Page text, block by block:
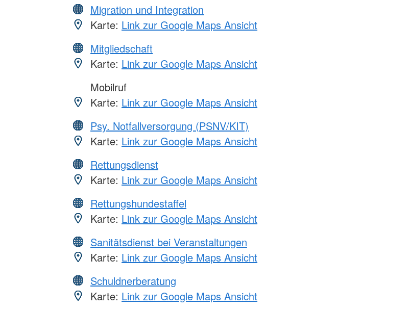
Migration und Integration
Karte: Link zur Google Maps Ansicht
Mitgliedschaft
Karte: Link zur Google Maps Ansicht
Mobilruf
Karte: Link zur Google Maps Ansicht
Psy. Notfallversorgung (PSNV/KIT)
Karte: Link zur Google Maps Ansicht
Rettungsdienst
Karte: Link zur Google Maps Ansicht
Rettungshundestaffel
Karte: Link zur Google Maps Ansicht
Sanitätsdienst bei Veranstaltungen
Karte: Link zur Google Maps Ansicht
Schuldnerberatung
Karte: Link zur Google Maps Ansicht